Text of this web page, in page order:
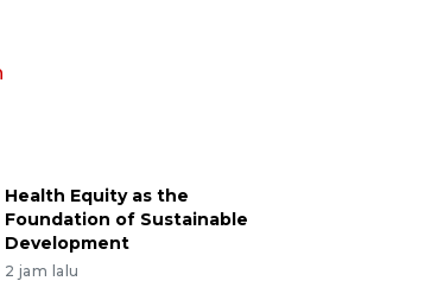
Health Equity as the
Foundation of Sustainable
Development
2 jam lalu